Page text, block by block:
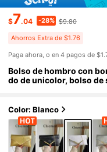
$7.04 -28% $9.80
Ahorros Extra de $1.76
Paga ahora, o en 4 pagos de
Bolso de hombro con
do de unicolor, bolso de
s formales, compras,
es jóvenes, estudiantes
casadas, damas de
universidad, trabajo,
o, actividades al aire
Color: Blanco